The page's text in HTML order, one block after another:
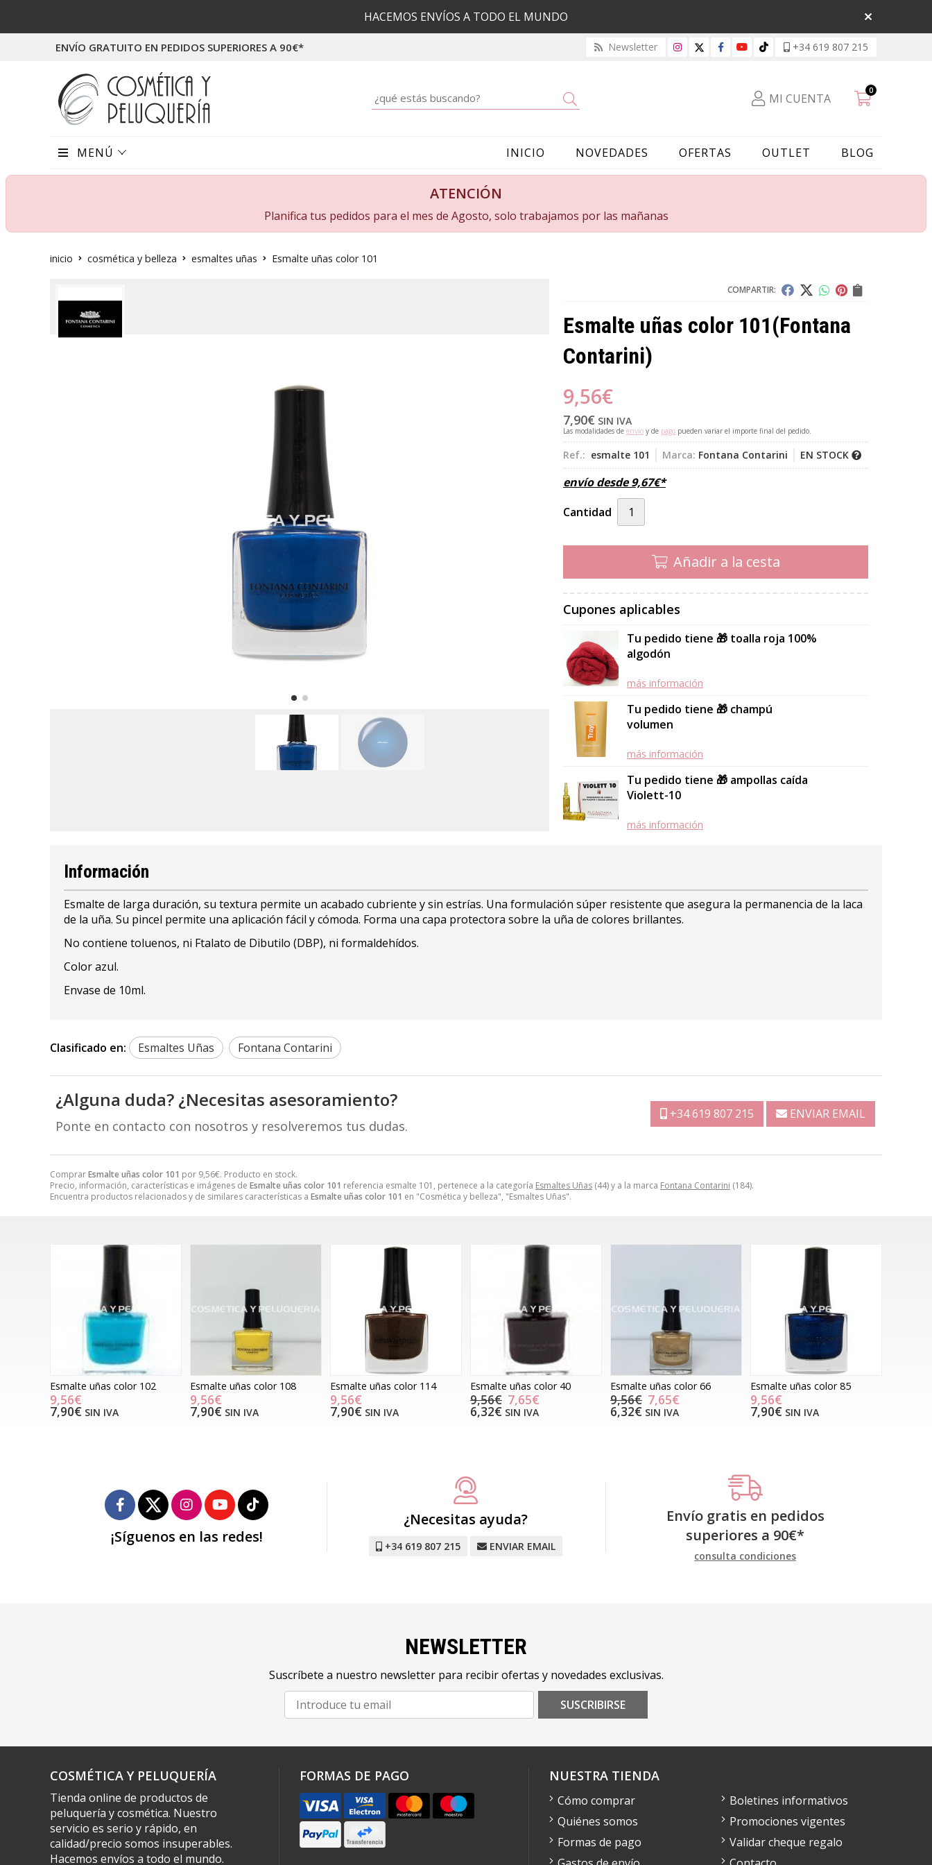
HACEMOS ENVÍOS A TODO EL MUNDO
ENVÍO GRATUITO EN PEDIDOS SUPERIORES A 90€* Newsletter +34 619 807 215
MI CUENTA
0
MENÚ INICIO NOVEDADES OFERTAS OUTLET BLOG
ATENCIÓN
Planifica tus pedidos para el mes de Agosto, solo trabajamos por las mañanas
inicio cosmética y belleza esmaltes uñas Esmalte uñas color 101
COMPARTIR:
Esmalte uñas color 101(Fontana
Contarini)
9,56€
7,90€ SIN IVA
Las modalidades de envío y de pago pueden variar el importe final del pedido.
Ref.: esmalte 101 Marca: Fontana Contarini EN STOCK
envío desde9,67€*
Cantidad
Añadir a la cesta
Cupones aplicables
Tu pedido tiene 🎁 toalla roja 100%
algodón
más información
Tu pedido tiene 🎁 champú
volumen
más información
Tu pedido tiene 🎁 ampollas caída
Violett-10
más información
ComprarEsmalte uñas color 101 por 9,56€. Producto en stock.
Precio, información, características e imágenes de Esmalte uñas color 101 referencia esmalte 101, pertenece a la categoría Esmaltes Uñas (44) y a la marca Fontana Contarini (184).
Encuentra productos relacionados y de similares características a Esmalte uñas color 101 en "Cosmética y belleza", "Esmaltes Uñas".
Información
Esmalte de larga duración, su textura permite un acabado cubriente y sin estrías. Una formulación súper resistente que asegura la permanencia de la laca
de la uña. Su pincel permite una aplicación fácil y cómoda. Forma una capa protectora sobre la uña de colores brillantes.
No contiene toluenos, ni Ftalato de Dibutilo (DBP), ni formaldehídos.
Color azul.
Envase de 10ml.
Clasificado en: Esmaltes Uñas Fontana Contarini
¿Alguna duda? ¿Necesitas asesoramiento?
Ponte en contacto con nosotros y resolveremos tus dudas.
+34 619 807 215 ENVIAR EMAIL
Esmalte uñas color 102
9,56€
7,90€ SIN IVA
Esmalte uñas color 108
9,56€
7,90€ SIN IVA
Esmalte uñas color 114
9,56€
7,90€ SIN IVA
Esmalte uñas color 40
9,56€ 7,65€
6,32€ SIN IVA
Esmalte uñas color 66
9,56€ 7,65€
6,32€ SIN IVA
Esmalte uñas color 85
9,56€
7,90€ SIN IVA
¡Síguenos en las redes!
¿Necesitas ayuda?
+34 619 807 215 ENVIAR EMAIL
Envío gratis en pedidos
superiores a 90€*
consulta condiciones
NEWSLETTER
Suscríbete a nuestro newsletter para recibir ofertas y novedades exclusivas.
SUSCRIBIRSE
COSMÉTICA Y PELUQUERÍA
Tienda online de productos de
peluquería y cosmética. Nuestro
servicio es serio y rápido, en
calidad/precio somos insuperables.
Hacemos envíos a todo el mundo.
FORMAS DE PAGO NUESTRA TIENDA
Cómo comprar
Quiénes somos
Formas de pago
Boletines informativos
Promociones vigentes
Validar cheque regalo